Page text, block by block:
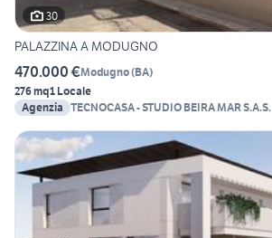
30
PALAZZINA A MODUGNO
470.000 €Modugno(BA)
276 mq1 Locale
Agenzia TECNOCASA - STUDIO BEIRA MAR S.A.S.